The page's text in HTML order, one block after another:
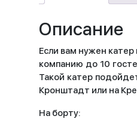
Описание
Если вам нужен
компанию до 10
Такой катер
Кронштадт или на
На борту: